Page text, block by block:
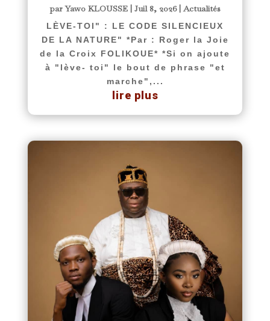
parYawo KLOUSSE| Juil 8, 2026|Actualités
LÈVE-TOI" : LE CODE SILENCIEUX
DE LA NATURE" *Par : Roger la Joie
de la Croix FOLIKOUE* *Si on ajoute
à "lève- toi" le bout de phrase "et
marche",...
lire plus